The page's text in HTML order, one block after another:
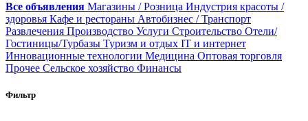
Все объявления Магазины / Розница Индустрия красоты /
здоровья Кафе и рестораны Автобизнес / Транспорт
Развлечения Производство Услуги Строительство Отели/
Гостиницы/Турбазы Туризм и отдых IT и интернет
Инновационные технологии Медицина Оптовая торговля
Прочее Сельское хозяйство Финансы
Фильтр